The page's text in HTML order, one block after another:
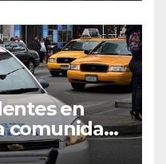
en
comunidad